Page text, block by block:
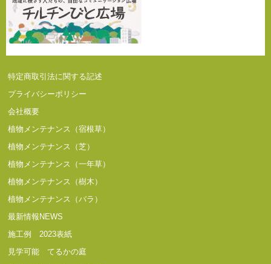
特定商取引法に関する記述
プライバシーポリシー
会社概要
植物メンテナンス（宿根草）
植物メンテナンス（芝）
植物メンテナンス（一年草）
植物メンテナンス（樹木）
植物メンテナンス（バラ）
最新情報NEWS
施工例 2023表紙
見学可能 てるかの庭